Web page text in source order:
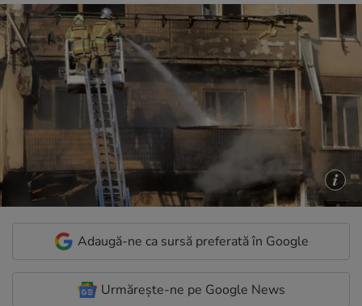
Adaugă-ne ca sursă preferată în Google
Urmărește-ne pe Google News